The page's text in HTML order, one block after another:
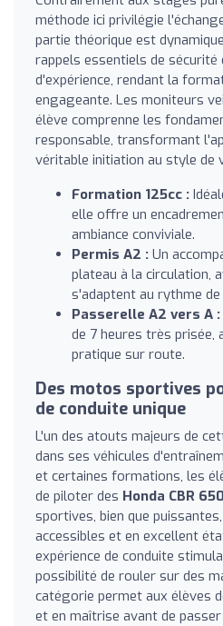
méthode ici privilégie
partie théorique est
rappels essentiels de
d'expérience, rendant la
engageante. Les moniteurs
élève comprenne les
responsable, transformant
véritable initiation au style de
Formation 125cc :
elle offre un
ambiance conviviale.
Permis A2 : Un
plateau à la circulation,
s'adaptent au rythme de
Passerelle A2 vers A :
de 7 heures très prisée,
pratique sur route.
Des motos sportives
de conduite unique
L'un des atouts majeurs de
dans ses véhicules
et certaines formations, les
de piloter des Honda CBR
sportives, bien que
accessibles et en excellent
expérience de conduite
possibilité de rouler sur des
catégorie permet aux élèves
et en maîtrise avant de